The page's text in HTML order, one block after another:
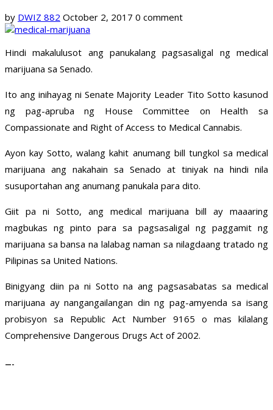
by DWIZ 882 October 2, 2017 0 comment
Hindi makalulusot ang panukalang pagsasaligal ng medical
marijuana sa Senado.
Ito ang inihayag ni Senate Majority Leader Tito Sotto kasunod
ng pag-apruba ng House Committee on Health sa
Compassionate and Right of Access to Medical Cannabis.
Ayon kay Sotto, walang kahit anumang bill tungkol sa medical
marijuana ang nakahain sa Senado at tiniyak na hindi nila
susuportahan ang anumang panukala para dito.
Giit pa ni Sotto, ang medical marijuana bill ay maaaring
magbukas ng pinto para sa pagsasaligal ng paggamit ng
marijuana sa bansa na lalabag naman sa nilagdaang tratado ng
Pilipinas sa United Nations.
Binigyang diin pa ni Sotto na ang pagsasabatas sa medical
marijuana ay nangangailangan din ng pag-amyenda sa isang
probisyon sa Republic Act Number 9165 o mas kilalang
Comprehensive Dangerous Drugs Act of 2002.
—-